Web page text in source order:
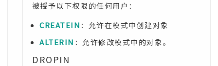
被授予以下权限的任何用户：
CREATEIN ：允许在模式中创建对象
ALTERIN ：允许修改模式中的对象。
DROPIN